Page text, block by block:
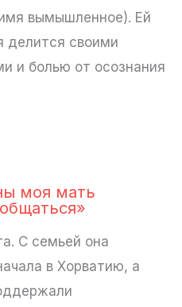
вымышленное). Ей
делится своими
и болью от осознания
моя мать
С семьей она
в Хорватию, а